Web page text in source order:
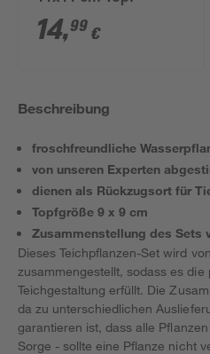
14,99 €
Beschreibung
froschfreundliche
von unseren Experten
dienen als Rückzugsort für
Topfgröße 9 x 9 cm
Zusammenstellung des Sets
Dieses Teichpflanzen-Set wird
zusammengestellt, sodass es
Teichgestaltung erfüllt. Die
da zu unterschiedlichen
garantieren ist, dass alle
Sorge - sollte eine Pflanze nicht